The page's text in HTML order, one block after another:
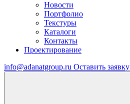
Новости
Портфолио
Текстуры
Каталоги
Контакты
Проектирование
info@adanatgroup.ru Оставить заявку